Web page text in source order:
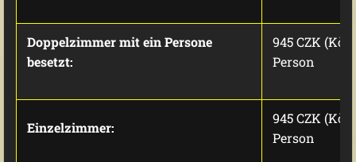
Doppelzimmermit ein Persone
besetzt:
945 CZK (Kč)/
Person
Einzelzimmer:
945 CZK (Kč)/
Person